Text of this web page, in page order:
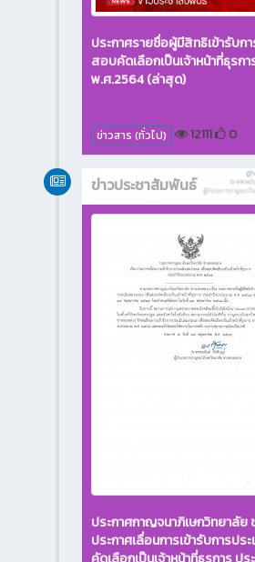
ประกาศรายชื่อผู้มีสิทธิเข้ารับก
สอบคัดเลือกเป็นเจ้าหน้าที่ธุรก
พ.ศ.2564 (ล่าสุด)
ข่าวสาร (ทั่วไป) 12111 0
ข่าวประชาสัมพันธ์
ประกาศกาญจนาภิเษกวิทยาลัย
ประกาศเลื่อนการเข้ารับการป